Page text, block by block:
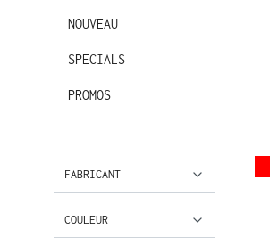
NOUVEAU
SPECIALS
PROMOS
FABRICANT
COULEUR